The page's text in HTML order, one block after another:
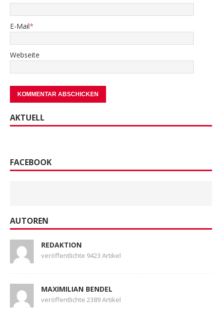
E-Mail*
Webseite
AKTUELL
FACEBOOK
AUTOREN
REDAKTION
veröffentlichte 9423 Artikel
MAXIMILIAN BENDEL
veröffentlichte 2389 Artikel